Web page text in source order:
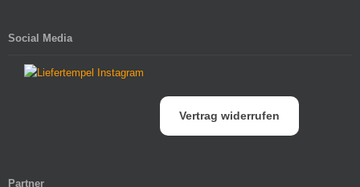
Social Media
Vertrag widerrufen
Partner